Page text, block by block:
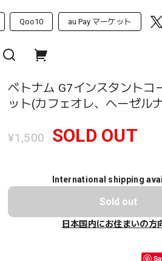
Qoo10 au Pay マーケット
ベトナム G7インスタントコ
ット(カフェオレ、ヘーゼル
¥1,500 SOLD OUT
International shipping
Sold out
日本国内にお住まいの方